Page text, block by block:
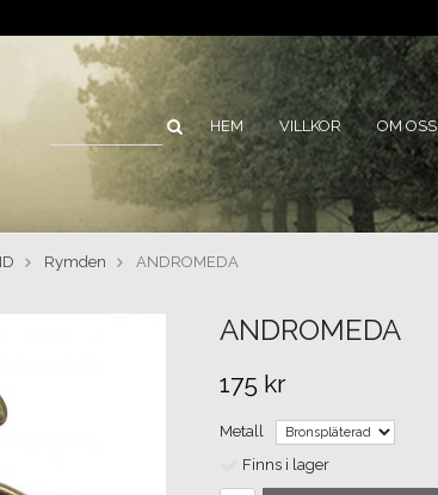
HEM VILLKOR OM OSS
Rymden ANDROMEDA
ANDROMEDA
175 kr
Metall
Finns i lager